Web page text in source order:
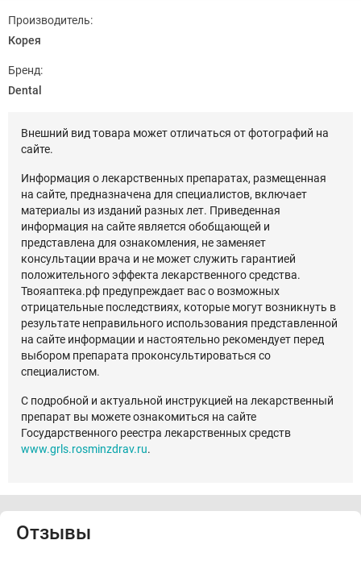
Производитель:
Корея
Бренд:
Dental
Внешний вид товара может отличаться от фотографий на
сайте.
Информация о лекарственных препаратах, размещенная
на сайте, предназначена для специалистов, включает
материалы из изданий разных лет. Приведенная
информация на сайте является обобщающей и
представлена для ознакомления, не заменяет
консультации врача и не может служить гарантией
положительного эффекта лекарственного средства.
Твояаптека.рф предупреждает вас о возможных
отрицательные последствиях, которые могут возникнуть в
результате неправильного использования представленной
на сайте информации и настоятельно рекомендует перед
выбором препарата проконсультироваться со
специалистом.
С подробной и актуальной инструкцией на лекарственный
препарат вы можете ознакомиться на сайте
Государственного реестра лекарственных средств
www.grls.rosminzdrav.ru.
Отзывы